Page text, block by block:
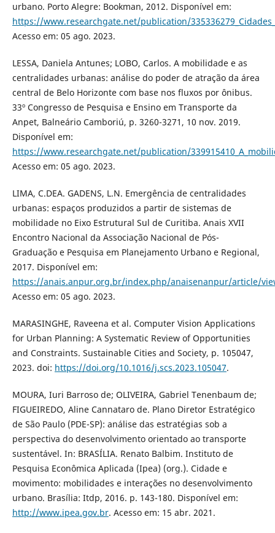
urbano. Porto Alegre: Bookman, 2012. Disponível em:
https://www.researchgate.net/publication/
Acesso em: 05 ago. 2023.
LESSA, Daniela Antunes; LOBO, Carlos. A mobilidade e as
centralidades urbanas: análise do poder de atração da área
central de Belo Horizonte com base nos fluxos por ônibus.
33º Congresso de Pesquisa e Ensino em Transporte da
Anpet, Balneário Camboriú, p. 3260-3271, 10 nov. 2019.
Disponível em:
https://www.researchgate.net/publication/
Acesso em: 05 ago. 2023.
LIMA, C.DEA. GADENS, L.N. Emergência de centralidades
urbanas: espaços produzidos a partir de sistemas de
mobilidade no Eixo Estrutural Sul de Curitiba. Anais XVII
Encontro Nacional da Associação Nacional de Pós-
Graduação e Pesquisa em Planejamento Urbano e Regional,
2017. Disponível em:
https://anais.anpur.org.br/index.php/anaisenanpur/article/
Acesso em: 05 ago. 2023.
MARASINGHE, Raveena et al. Computer Vision Applications
for Urban Planning: A Systematic Review of Opportunities
and Constraints. Sustainable Cities and Society, p. 105047,
2023. doi: https://doi.org/10.1016/j.scs.2023.105047.
MOURA, Iuri Barroso de; OLIVEIRA, Gabriel Tenenbaum de;
FIGUEIREDO, Aline Cannataro de. Plano Diretor Estratégico
de São Paulo (PDE-SP): análise das estratégias sob a
perspectiva do desenvolvimento orientado ao transporte
sustentável. In: BRASÍLIA. Renato Balbim. Instituto de
Pesquisa Econômica Aplicada (Ipea) (org.). Cidade e
movimento: mobilidades e interações no desenvolvimento
urbano. Brasília: Itdp, 2016. p. 143-180. Disponível em:
http://www.ipea.gov.br. Acesso em: 15 abr. 2021.